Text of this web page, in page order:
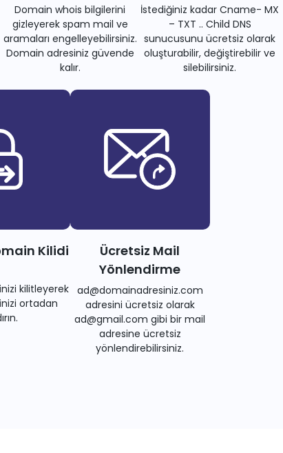
Domain whois bilgilerini
gizleyerek spam mail ve
aramaları engelleyebilirsiniz.
Domain adresiniz güvende
kalır.
İstediğiniz kadar Cname- MX
– TXT .. Child DNS
sunucusunu ücretsiz olarak
oluşturabilir, değiştirebilir ve
silebilirsiniz.
Kilidi
kilitleyerek
ortadan
Ücretsiz Mail
Yönlendirme
ad@domainadresiniz.com
adresini ücretsiz olarak
ad@gmail.com gibi bir mail
adresine ücretsiz
yönlendirebilirsiniz.